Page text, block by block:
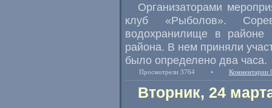
Организаторами
клуб «Рыболов».
водохранилище в районе
района. В нем приняли
было определено два часа.
Просмотрели 3764 • Комментарии
Вторник, 24